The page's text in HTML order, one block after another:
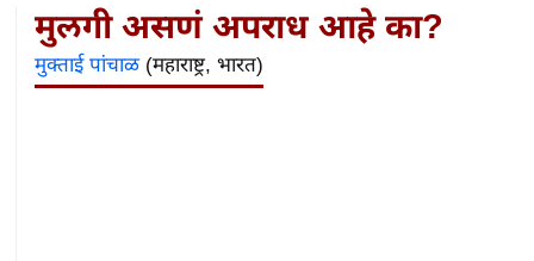
मुलगी असणं अपराध आहे का?
मुक्ताई पांचाळ(महाराष्ट्र, भारत)